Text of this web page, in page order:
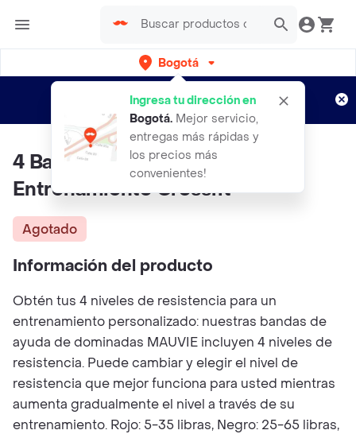
Bogotá
Ingresa tu dirección en
Bogotá. Mejor servicio,
entregas más rápidas y
los precios más
convenientes!
envíos gratis por semanas
Aplican TyC
4 Bandas Elásticas Poder Gym
Entrenamiento Crossfit
Agotado
Información del producto
Obtén tus 4 niveles de resistencia para un
entrenamiento personalizado: nuestras bandas de
ayuda de dominadas MAUVIE incluyen 4 niveles de
resistencia. Puede cambiar y elegir el nivel de
resistencia que mejor funciona para usted mientras
aumenta gradualmente el nivel a través de su
entrenamiento. Rojo: 5-35 libras, Negro: 25-65 libras,